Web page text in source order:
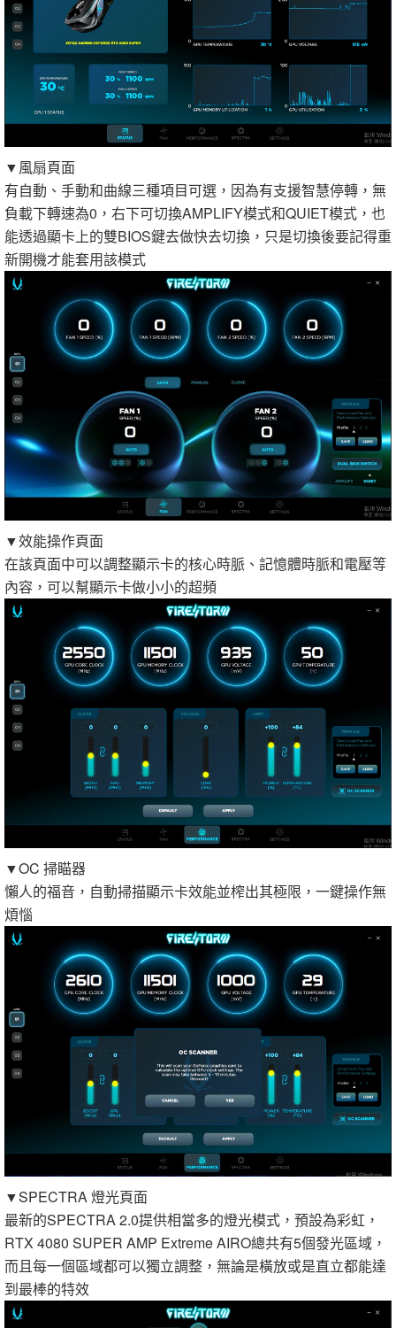
▼風扇頁面
有自動、手動和曲線三種項目可選，因為有支援智慧停轉，無
負載下轉速為0，右下可切換AMPLIFY模式和QUIET模式，也
能透過顯卡上的雙BIOS鍵去做快去切換，只是切換後要記得重
新開機才能套用該模式
▼效能操作頁面
在該頁面中可以調整顯示卡的核心時脈、記憶體時脈和電壓等
內容，可以幫顯示卡做小小的超頻
▼OC 掃瞄器
懶人的福音，自動掃描顯示卡效能並榨出其極限，一鍵操作無
煩惱
▼SPECTRA 燈光頁面
最新的SPECTRA 2.0提供相當多的燈光模式，預設為彩虹，
RTX 4080 SUPER AMP Extreme AIRO總共有5個發光區域，
而且每一個區域都可以獨立調整，無論是橫放或是直立都能達
到最棒的特效